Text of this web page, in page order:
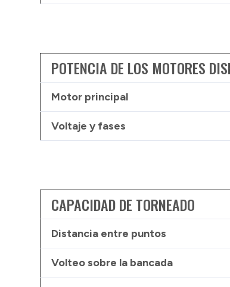
POTENCIA DE LOS MOTORES
Motor principal
Voltaje y fases
CAPACIDAD DE TORNEADO
Distancia entre puntos
Volteo sobre la bancada